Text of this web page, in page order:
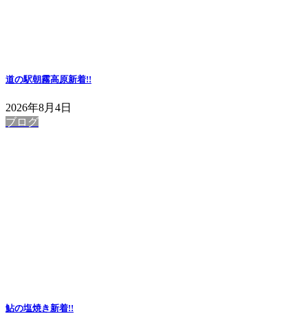
道の駅朝霧高原新着!!
2026年8月4日
ブログ
鮎の塩焼き新着!!